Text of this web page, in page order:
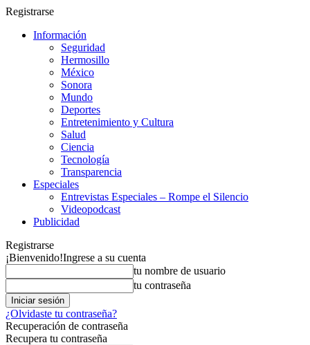
Registrarse
Información
Seguridad
Hermosillo
México
Sonora
Mundo
Deportes
Entretenimiento y Cultura
Salud
Ciencia
Tecnología
Transparencia
Especiales
Entrevistas Especiales – Rompe el Silencio
Videopodcast
Publicidad
Registrarse
¡Bienvenido!Ingrese a su cuenta
tu nombre de usuario
tu contraseña
¿Olvidaste tu contraseña?
Recuperación de contraseña
Recupera tu contraseña